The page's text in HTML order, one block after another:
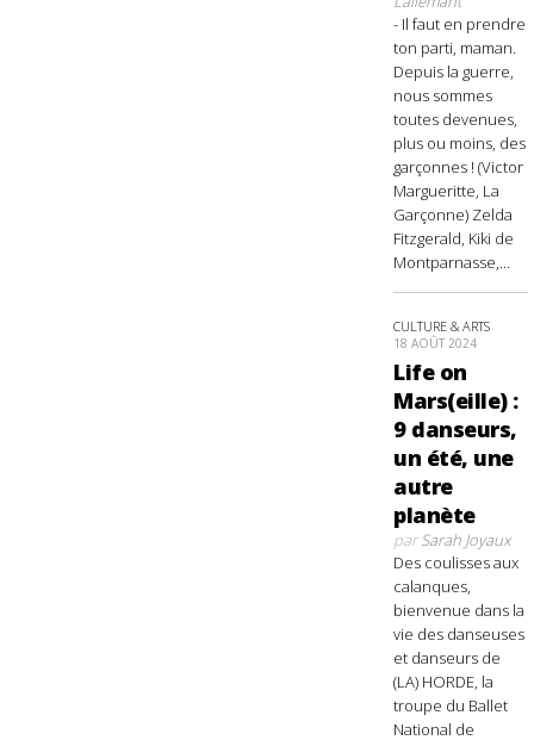
- Il faut en prendre
ton parti, maman.
Depuis la guerre,
nous sommes
toutes devenues,
plus ou moins, des
garçonnes ! (Victor
Margueritte, La
Garçonne) Zelda
Fitzgerald, Kiki de
Montparnasse,...
CULTURE & ARTS
18 AOÛT 2024
Life on
Mars(eille) :
9 danseurs,
un été, une
autre
planète
parSarah Joyaux
Des coulisses aux
calanques,
bienvenue dans la
vie des danseuses
et danseurs de
(LA) HORDE, la
troupe du Ballet
National de